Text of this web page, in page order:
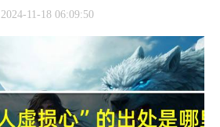
2024-11-18 06:09:50